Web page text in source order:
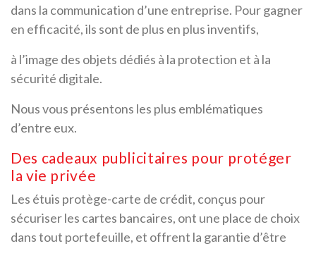
dans la communication d’une entreprise. Pour gagner
en efficacité, ils sont de plus en plus inventifs,
à l’image des objets dédiés à la protection et à la
sécurité digitale.
Nous vous présentons les plus emblématiques
d’entre eux.
Des cadeaux publicitaires pour protéger
la vie privée
Les étuis protège-carte de crédit, conçus pour
sécuriser les cartes bancaires, ont une place de choix
dans tout portefeuille, et offrent la garantie d’être